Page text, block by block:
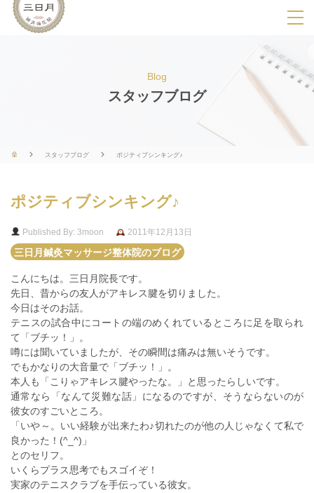
SPメニ
ー
展
用
ボ
Blog
スタッフブログ
スタッフブログ ポジティブシンキング♪
ポジティブシンキング♪
Published By: 3moon
2011年12月13日
三日月鍼灸マッサージ整体院のブログ
こんにちは。三日月院長です。
先日、昔からの友人がアキレス腱を切りました。
今日はそのお話。
テニスの試合中にコートの端のめくれているところに足を取られ
て「ブチッ！」。
噂には聞いていましたが、その瞬間は痛みは無いそうです。
でもかなりの大音量で「ブチッ！」。
本人も「こりゃアキレス腱やったな。」と思ったらしいです。
通常なら「なんて災難な話」になるのですが、そうならないのが
彼女のすごいところ。
「いや～。いい経験が出来たわ♪切れたのが他の人じゃなくて私で
良かった！(^_^)」
とのセリフ。
いくらプラス思考でもスゴイぞ！
実家のテニスクラブを手伝っている彼女。